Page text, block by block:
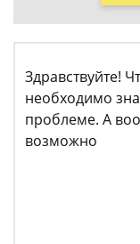
Здравствуйте!
необходимо
проблеме. А
возможно